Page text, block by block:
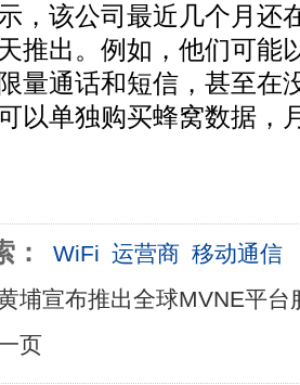
该公司最近几个月还
推出。例如，他们可能
量通话和短信，甚至在
以单独购买蜂窝数据，
： WiFi 运营商 移动通信
埔宣布推出全球MVNE平台
页